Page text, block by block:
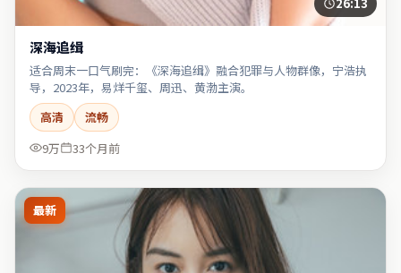
深海追缉
适合周末一口气刷完：《深海追缉》融合犯罪与人物群像，宁浩执
导，2023年，易烊千玺、周迅、黄渤主演。
高清
流畅
9万
33个月前
最新